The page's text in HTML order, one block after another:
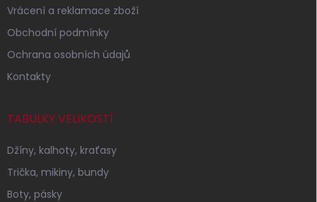
Vrácení a reklamace zboží
Obchodní podmínky
Ochrana osobních údajů
Kontakty
TABULKY VELIKOSTÍ
Džíny, kalhoty, kraťasy
Trička, mikiny, bundy
Boty, pásky